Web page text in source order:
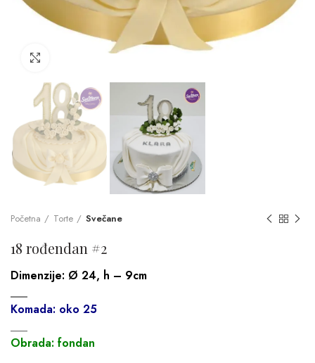
Click to enlarge
Početna Torte Svečane
18 rođendan #2
Dimenzije: Ø 24, h – 9cm
___
Komada: oko 25
Obrada: fondan